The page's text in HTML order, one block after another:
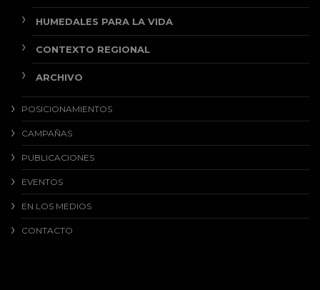
HUMEDALES PARA LA VIDA
CONTEXTO REGIONAL
ARCHIVO
POSICIONAMIENTOS
CAMPAÑAS
PUBLICACIONES
EVENTOS
EN LOS MEDIOS
CONTACTO